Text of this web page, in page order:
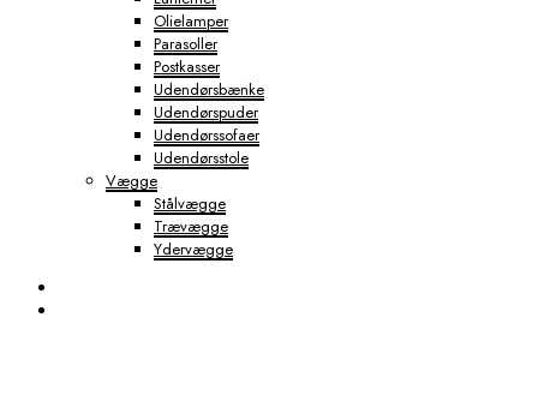
Olielamper
Parasoller
Postkasser
Udendørsbænke
Udendørspuder
Udendørssofaer
Udendørsstole
Vægge
Stålvægge
Trævægge
Ydervægge